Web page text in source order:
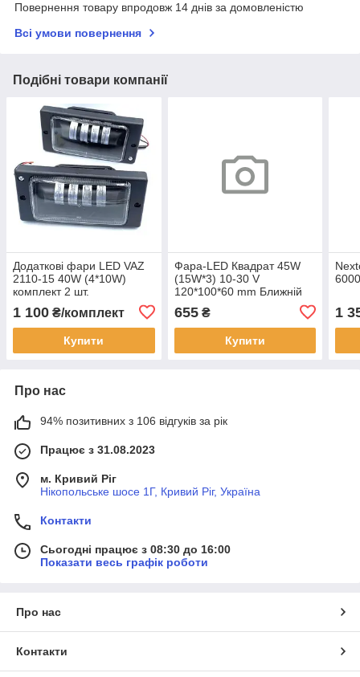
Повернення товару впродовж 14 днів за домовленістю
Всі умови повернення
Подібні товари компанії
Додаткові фари LED VAZ
2110-15 40W (4*10W)
комплект 2 шт.
1 100 ₴/комплект
Купити
Фара-LED Квадрат 45W
(15W*3) 10-30 V
120*100*60 mm Ближній
PREMIUM (Глянець)+ДХО
66B
655₴
Купити
1
Про нас
94% позитивних з 106 відгуків за рік
Працює з 31.08.2023
м. Кривий Ріг
Нікопольське шосе 1Г, Кривий Ріг, Україна
Контакти
Сьогодні працює з 08:30 до 16:00
Показати весь графік роботи
Про нас
Контакти